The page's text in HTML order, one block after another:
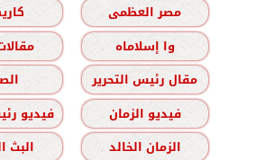
مصر العظمى
وا إسلاماه
مقال رئيس التحرير
فيديو الزمان
فيديو
الزمان الخالد
البث